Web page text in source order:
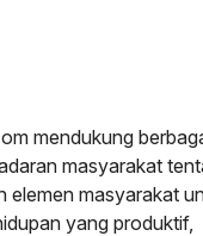
mendukung
masyarakat
elemen masyarakat
yang produktif,